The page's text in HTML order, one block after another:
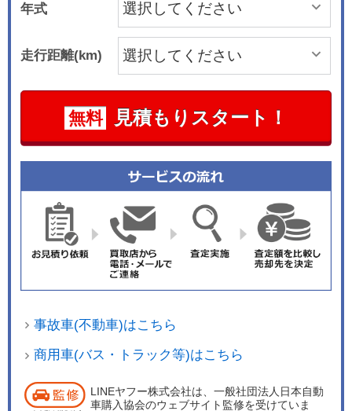
年式
走行距離(km)
無料 見積もりスタート！
事故車(不動車)はこちら
商用車(バス・トラック等)はこちら
LINEヤフー株式会社は、一般社団法人日本自動
車購入協会のウェブサイト監修を受けていま